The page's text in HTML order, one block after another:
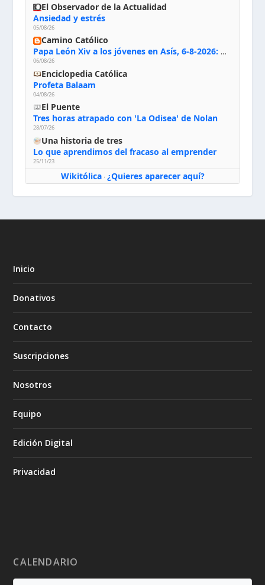
El Observador de la Actualidad
Ansiedad y estrés
05/08/26
Camino Católico
Papa León Xiv a los jóvenes en Asís, 6-8-2026: «De san Francisco aprendan la radicalidad evangélica: no los vuelve ciegos ni violentos, sino sensibles, atentos, siempre en el seguimiento de Jesús, humildes y acogiendo a todos»
06/08/26
Enciclopedia Católica
Profeta Balaam
04/08/26
El Puente
Tres horas atrapado con 'La Odisea' de Nolan
28/07/26
Una historia de tres
Lo que aprendimos del fracaso al emprender
25/11/23
Wikitólica· ¿Quieres aparecer aquí?
Inicio
Donativos
Contacto
Suscripciones
Nosotros
Equipo
Edición Digital
Privacidad
CALENDARIO